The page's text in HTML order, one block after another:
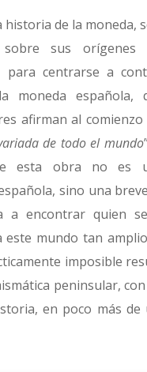
historia de la moneda,
sobre sus
para centrarse a
moneda española,
afirman al comienzo
de todo el mundo
esta obra no es
sino una
a encontrar quien
este mundo tan
imposible
peninsular,
en poco más de